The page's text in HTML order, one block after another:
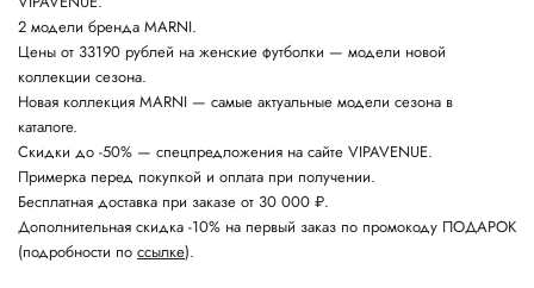
2 модели бренда MARNI.
Цены от 33190 рублей на женские футболки — модели новой
коллекции сезона.
Новая коллекция MARNI — самые актуальные модели сезона в
каталоге.
Скидки до -50% — спецпредложения на сайте VIPAVENUE.
Примерка перед покупкой и оплата при получении.
Бесплатная доставка при заказе от 30 000 ₽.
Дополнительная скидка -10% на первый заказ по промокоду ПОДАРОК
(подробности по ссылке).